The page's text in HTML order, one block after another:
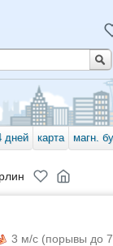
дней карта магн.
3 м/с (порывы до 7